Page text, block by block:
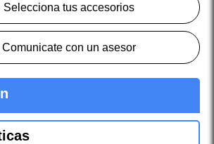
Selecciona tus accesorios
Comunicate con un asesor